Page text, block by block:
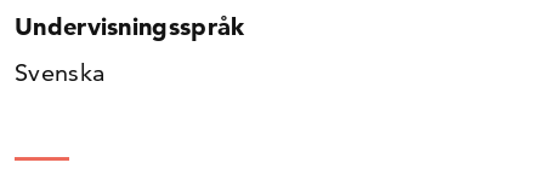
Undervisningsspråk
Svenska